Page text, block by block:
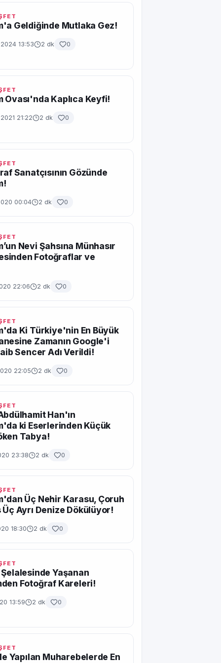
Geldiğinde Mutlaka Gez!
13:53 2 dk 0
Ovası'nda Kaplıca Keyfi!
21:22 2 dk 0
Sanatçısının Gözünde
00:04 2 dk 0
Nevi Şahsına Münhasır
Fotoğraflar ve
22:06 2 dk 0
Ki Türkiye'nin En Büyük
Zamanın Google'i
Sencer Adı Verildi!
22:05 2 dk 0
Han'ın
ki Eserlerinden Küçük
Tabya!
23:38 2 dk 0
Üç Nehir Karasu, Çoruh
Ayrı Denize Dökülüyor!
18:30 2 dk 0
Yaşanan
Fotoğraf Kareleri!
13:59 2 dk 0
Yapılan Muharebelerde En